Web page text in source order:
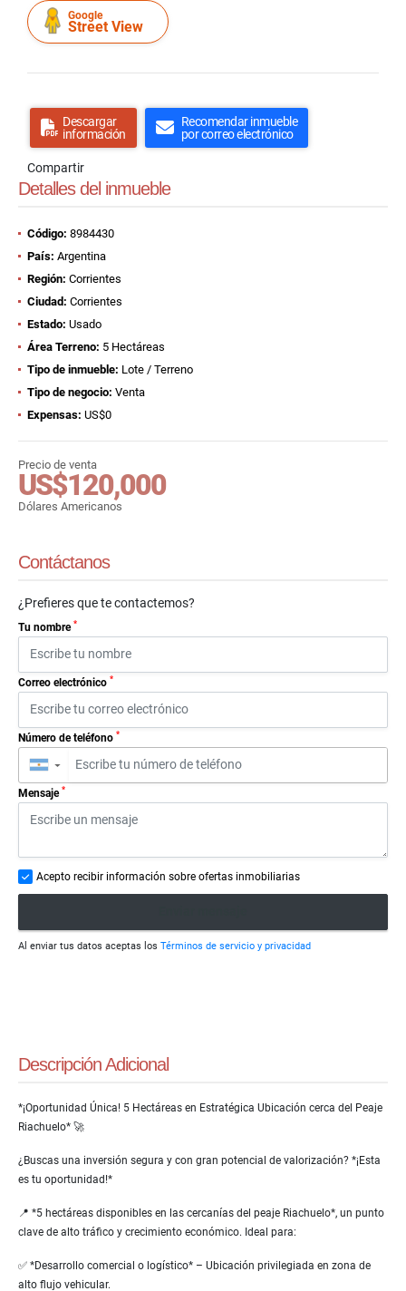
Google
Street View
Descargar
información
Recomendar inmueble
por correo electrónico
Compartir
Detalles del inmueble
Código: 8984430
País: Argentina
Región: Corrientes
Ciudad: Corrientes
Estado: Usado
Área Terreno: 5 Hectáreas
Tipo de inmueble: Lote / Terreno
Tipo de negocio: Venta
Expensas: US$0
Precio de venta
US$120,000
Dólares Americanos
Contáctanos
¿Prefieres que te contactemos?
Tu nombre *
Correo electrónico *
Número de teléfono *
▼
Mensaje *
Acepto recibir información sobre ofertas inmobiliarias
Al enviar tus datos aceptas los Términos de servicio y privacidad
Descripción Adicional
*¡Oportunidad Única! 5 Hectáreas en Estratégica Ubicación cerca del Peaje
Riachuelo* 🚀
¿Buscas una inversión segura y con gran potencial de valorización? *¡Esta
es tu oportunidad!*
📍 *5 hectáreas disponibles en las cercanías del peaje Riachuelo*, un punto
clave de alto tráfico y crecimiento económico. Ideal para:
✅ *Desarrollo comercial o logístico* – Ubicación privilegiada en zona de
alto flujo vehicular.